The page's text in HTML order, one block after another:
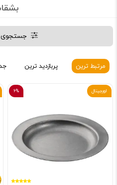
جستجوی
مرتبط ترین پربازدید ترین
6% اورجینال